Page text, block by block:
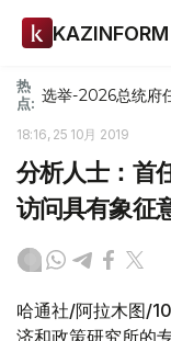
KAZINFORM
热
点: 选举-2026总统府
18:16, 25 10月 2019
分析人士：首
访问具有象征
哈通社/阿拉木图/
济和政策研究所的